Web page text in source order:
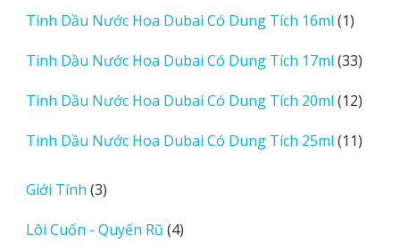
phẩm
Tinh Dầu Nước Hoa Dubai Có Dung Tích 16ml 11
phẩm
Tinh Dầu Nước Hoa Dubai Có Dung Tích 17ml 3333
phẩm
Tinh Dầu Nước Hoa Dubai Có Dung Tích 20ml 1212
phẩm
Tinh Dầu Nước Hoa Dubai Có Dung Tích 25ml 1111
Giới Tính 33
phẩm
Lôi Cuốn - Quyến Rũ 44